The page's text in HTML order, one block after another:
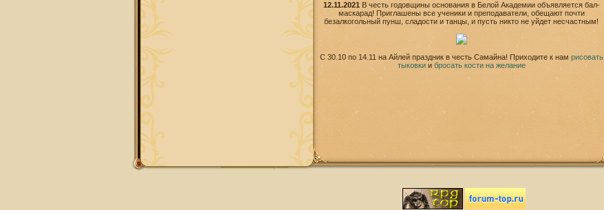
12.11.2021
В честь годовщины основания в Белой Академии объявляется бал-
маскарад! Приглашены все ученики и преподаватели, обещают почти
безалкогольный пунш, сладости и танцы, и пусть никто не уйдет несчастным!
С 30.10 по 14.11 на Айлей праздник в честь Самайна! Приходите к нам рисовать
тыковкии бросать кости на желание